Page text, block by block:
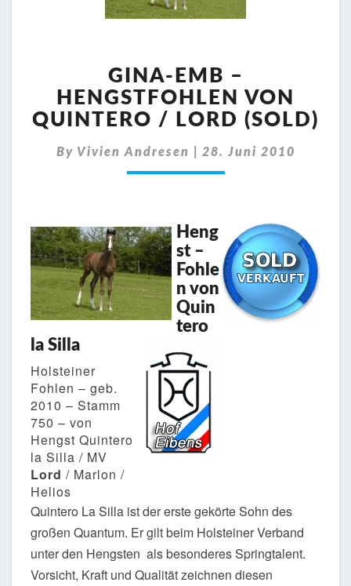
EMB
–
HENGSTFOHLEN
VON
QUINTERO
/
LORD
GINA-EMB –
HENGSTFOHLEN VON
QUINTERO / LORD (SOLD)
By Vivien Andresen 28. Juni 2010
Heng
st –
Fohle
n von
Quin
tero
la Silla
Holsteiner
Fohlen – geb.
2010 – Stamm
750 – von
Hengst Quintero
la Silla / MV
Lord / Marlon /
Helios
Quintero La Silla ist der erste gekörte Sohn des
großen Quantum. Er gilt beim Holsteiner Verband
unter den Hengsten als besonderes Springtalent.
Vorsicht, Kraft und Qualität zeichnen diesen